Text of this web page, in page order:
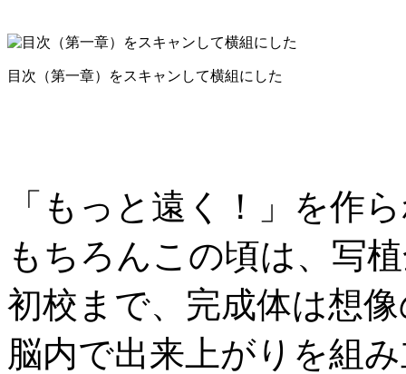
目次（第一章）をスキャンして横組にした
「もっと遠く！」を作
もちろんこの頃は、写
初校まで、完成体は想
脳内で出来上がりを組